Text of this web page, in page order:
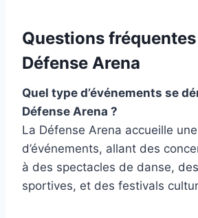
Questions
Défense Arena
Quel type d’événements se
Défense Arena ?
La Défense Arena accueille
d’événements, allant des
à des spectacles de danse,
sportives, et des festivals